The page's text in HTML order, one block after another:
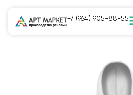
+7 (964) 905-88-55